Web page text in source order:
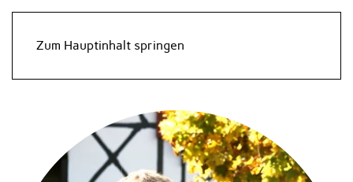
Zum Hauptinhalt springen